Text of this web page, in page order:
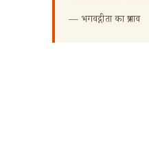
— भगवद्गीता का प्रभाव